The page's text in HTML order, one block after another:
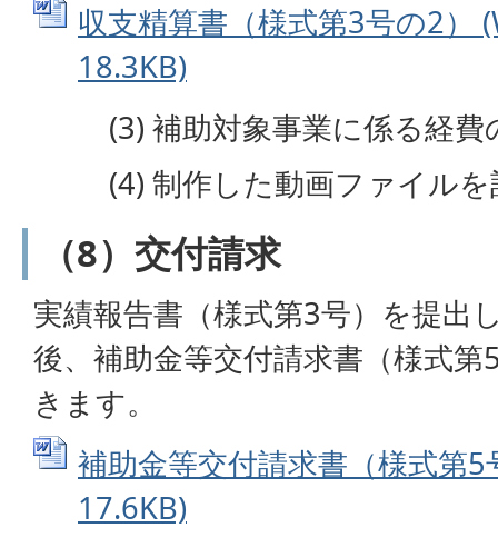
収支精算書（様式第3号の2）
18.3KB)
(3) 補助対象事業に係る経費
(4) 制作した動画ファイルを
（8）交付請求
実績報告書（様式第3号）を提出
後、補助金等交付請求書（様式
きます。
補助金等交付請求書（様式第
17.6KB)